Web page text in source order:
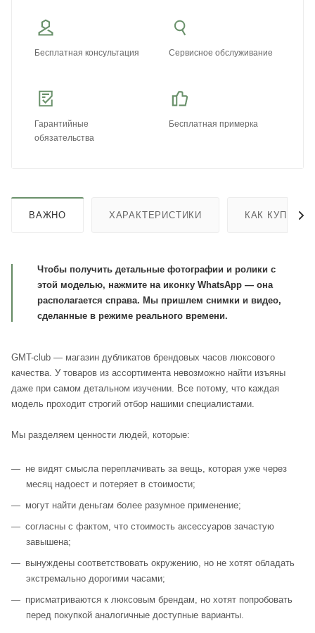
Бесплатная консультация Сервисное обслуживание
Гарантийные
обязательства
Бесплатная примерка
ВАЖНО ХАРАКТЕРИСТИКИ КАК КУПИТЬ
Чтобы получить детальные фотографии и ролики с
этой моделью, нажмите на иконку WhatsApp — она
располагается справа. Мы пришлем снимки и видео,
сделанные в режиме реального времени.
GMT-club — магазин дубликатов брендовых часов люксового
качества. У товаров из ассортимента невозможно найти изъяны
даже при самом детальном изучении. Все потому, что каждая
модель проходит строгий отбор нашими специалистами.
Мы разделяем ценности людей, которые:
не видят смысла переплачивать за вещь, которая уже через
месяц надоест и потеряет в стоимости;
могут найти деньгам более разумное применение;
согласны с фактом, что стоимость аксессуаров зачастую
завышена;
вынуждены соответствовать окружению, но не хотят обладать
экстремально дорогими часами;
присматриваются к люксовым брендам, но хотят попробовать
перед покупкой аналогичные доступные варианты.